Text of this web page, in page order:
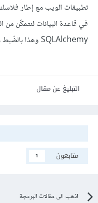
تطبيقات الويب مع إطار
SQLAlchemy وهذا بالضّبط ما سنقوم به في الدّرس القادم.
التبليغ عن مقال
متابعون
1
اذهب الى مقالات البرمجة